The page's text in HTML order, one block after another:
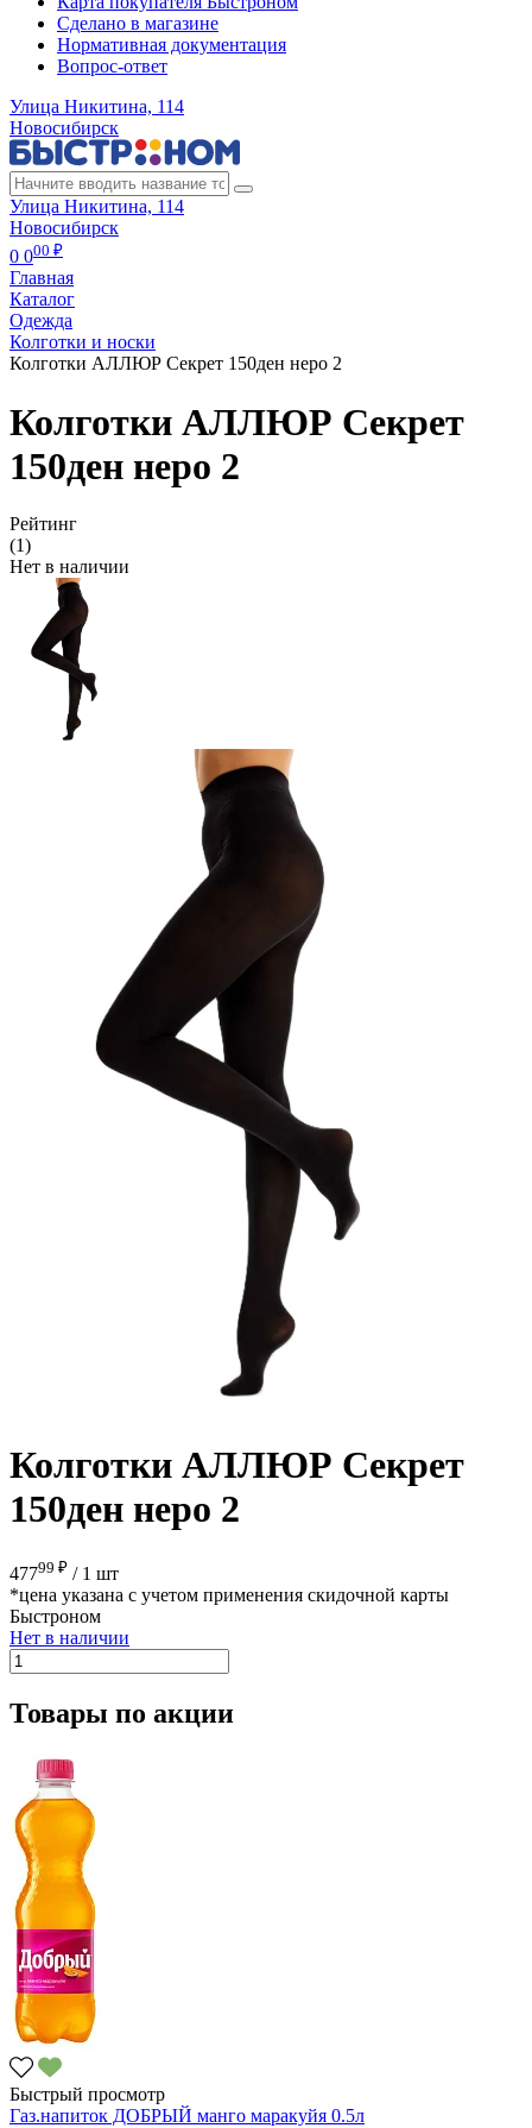
Сделано в магазине
Нормативная документация
Вопрос-ответ
Улица Никитина, 114
Новосибирск
Улица Никитина, 114
Новосибирск
0 000 ₽
Главная
Каталог
Одежда
Колготки и носки
Колготки АЛЛЮР Секрет 150ден неро 2
Колготки АЛЛЮР Секрет
150ден неро 2
Рейтинг
(1)
Нет в наличии
Колготки АЛЛЮР Секрет
150ден неро 2
47799 ₽ / 1 шт
*цена указана с учетом применения скидочной карты
Быстроном
Нет в наличии
Товары по акции
Быстрый просмотр
Газ.напиток ДОБРЫЙ манго маракуйя 0.5л